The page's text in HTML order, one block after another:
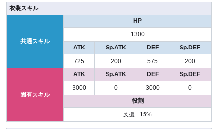
衣装スキル
共通スキル
HP
1300
ATK
Sp.ATK DEF
Sp.DEF
725
200 575 200
固有スキル
ATK Sp.ATK DEF
Sp.DEF
3000
0 3000
0
役割
支援 +15%